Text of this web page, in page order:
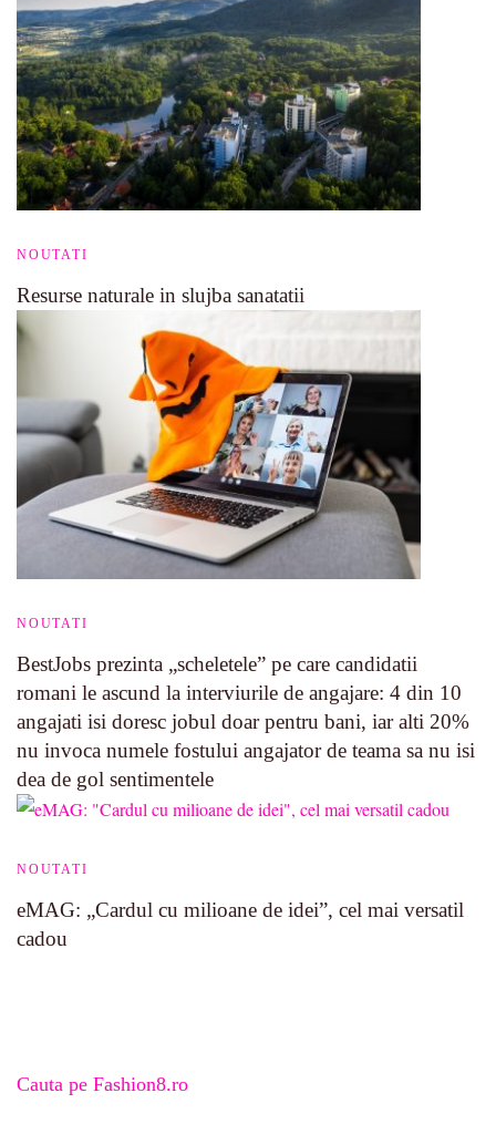
NOUTATI
Resurse naturale in slujba sanatatii
NOUTATI
BestJobs prezinta „scheletele” pe care candidatii
romani le ascund la interviurile de angajare: 4 din 10
angajati isi doresc jobul doar pentru bani, iar alti 20%
nu invoca numele fostului angajator de teama sa nu isi
dea de gol sentimentele
NOUTATI
eMAG: „Cardul cu milioane de idei”, cel mai versatil
cadou
Cauta pe Fashion8.ro